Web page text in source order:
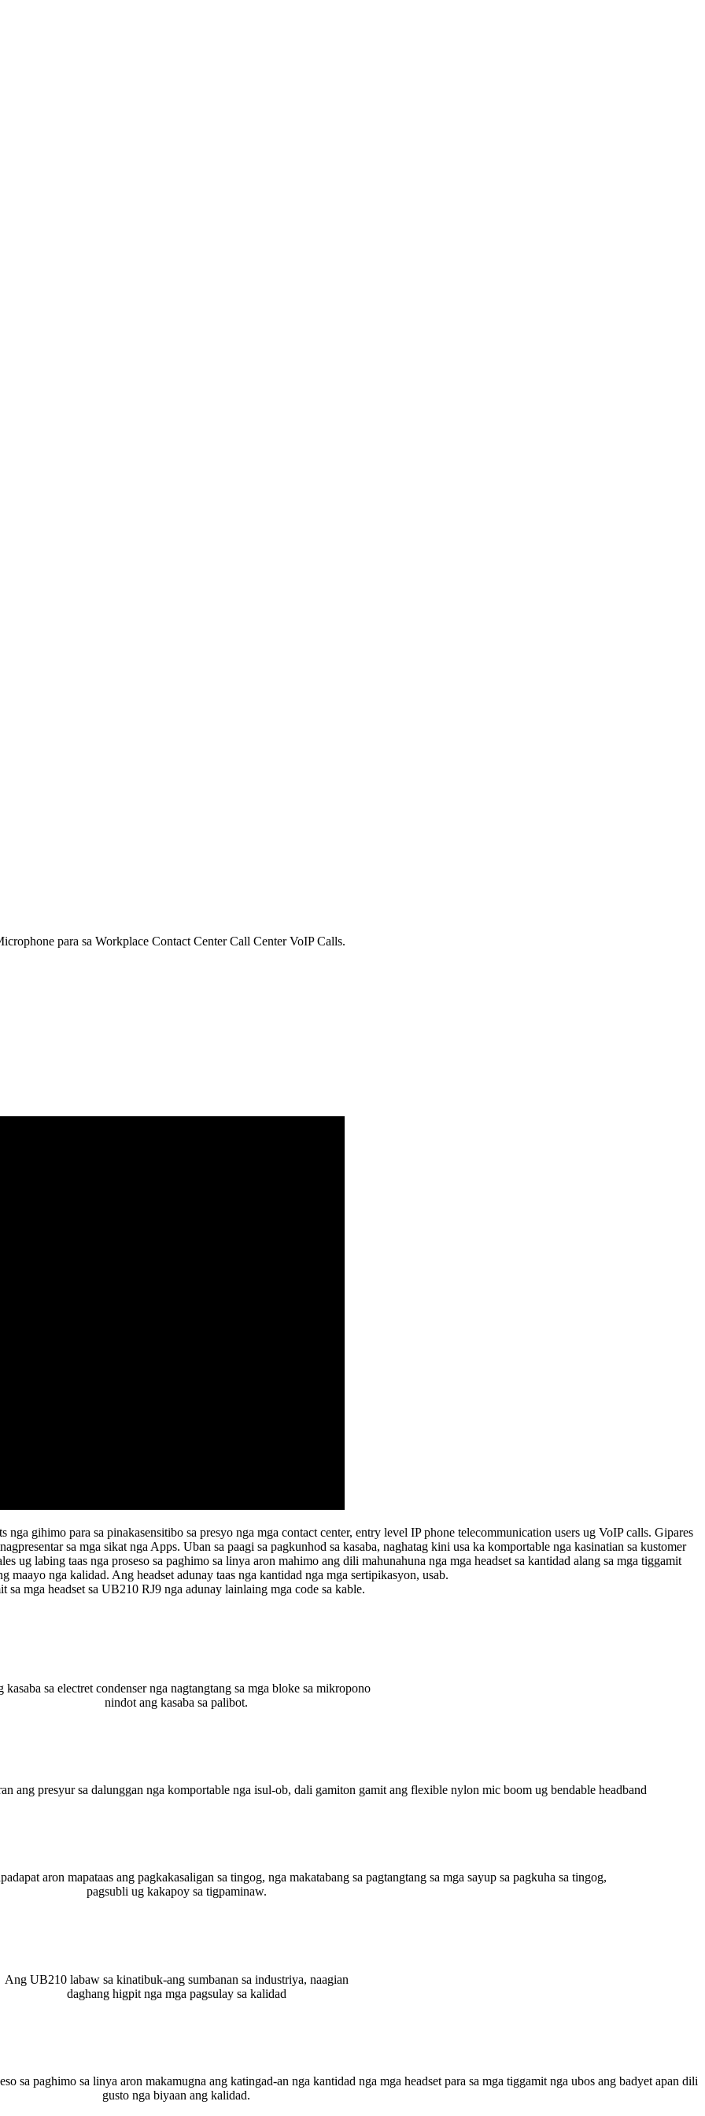
para sa Workplace Contact Center Call Center VoIP Calls.
gihimo para sa pinakasensitibo sa presyo nga mga contact center, entry level IP phone telecommunication users ug VoIP calls. Gipares
sa mga sikat nga Apps. Uban sa paagi sa pagkunhod sa kasaba, naghatag kini usa ka komportable nga kasinatian sa kustomer
ug labing taas nga proseso sa paghimo sa linya aron mahimo ang dili mahunahuna nga mga headset sa kantidad alang sa mga tiggamit
maayo nga kalidad. Ang headset adunay taas nga kantidad nga mga sertipikasyon, usab.
mga headset sa UB210 RJ9 nga adunay lainlaing mga code sa kable.
kasaba sa electret condenser nga nagtangtang sa mga bloke sa mikropono
nindot ang kasaba sa palibot.
ang presyur sa dalunggan nga komportable nga isul-ob, dali gamiton gamit ang flexible nylon mic boom ug bendable headband
aron mapataas ang pagkakasaligan sa tingog, nga makatabang sa pagtangtang sa mga sayup sa pagkuha sa tingog,
pagsubli ug kakapoy sa tigpaminaw.
Ang UB210 labaw sa kinatibuk-ang sumbanan sa industriya, naagian
daghang higpit nga mga pagsulay sa kalidad
sa paghimo sa linya aron makamugna ang katingad-an nga kantidad nga mga headset para sa mga tiggamit nga ubos ang badyet apan dili
gusto nga biyaan ang kalidad.